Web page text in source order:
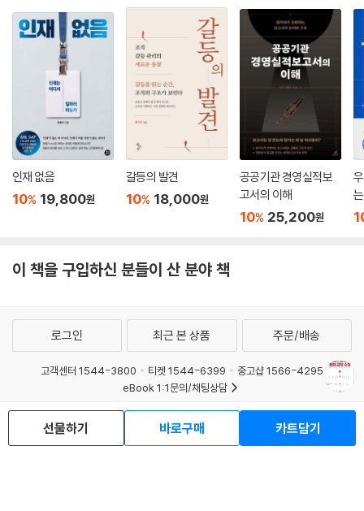
인재 없음
10% 19,800원
갈등의 발견
10% 18,000원
공공기관 경영실적보
고서의 이해
10% 25,200원
이 책을 구입하신 분들이 산 분야 책
선물하기 바로구매 카트담기
로그인 최근 본 상품 주문/배송
고객센터 1544-3800 티켓 1544-6399
중고샵 1566-4295
eBook 1:1문의/채팅상담
예스이십사(주) 사업자 정보
이용약관
개인정보처리방침
청소년보호정책